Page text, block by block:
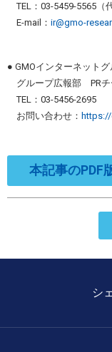
TEL：03-5459-5565（
E-mail： ir@gmo-
● GMOインターネット
グループ広報部 PR
TEL：03-5456-2695
お問い合わせ：
本記事のPDF